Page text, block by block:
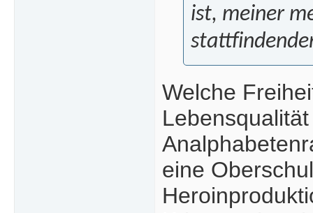
ist, meiner
Welche
eine